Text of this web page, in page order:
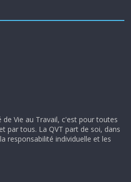
Vie au Travail, c'est pour toutes
par tous. La QVT part de soi, dans
responsabilité individuelle et les